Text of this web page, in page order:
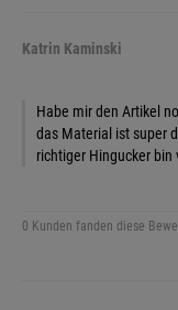
Katrin Kaminski
Habe mir den Artikel
das Material ist super
richtiger Hingucker bin
0 Kunden fanden diese